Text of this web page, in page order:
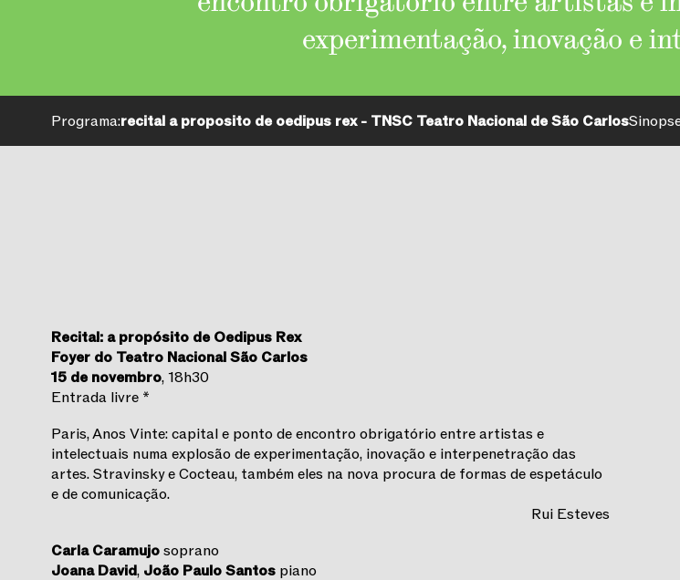
experimentação, inovação e
Programa:recital a proposito de oedipus rex - TNSC Teatro Nacional de São Carlos
Recital: a propósito de Oedipus Rex
Foyer do Teatro Nacional São Carlos
15 de novembro, 18h30
Entrada livre *
Paris, Anos Vinte: capital e ponto de encontro obrigatório entre artistas e
intelectuais numa explosão de experimentação, inovação e interpenetração das
artes. Stravinsky e Cocteau, também eles na nova procura de formas de espetáculo
e de comunicação.
Rui Esteves
Carla Caramujosoprano
Joana David, João Paulo Santos piano